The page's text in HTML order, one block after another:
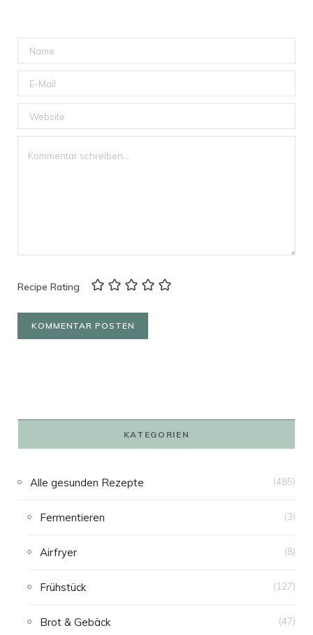
Recipe Rating
KATEGORIEN
Alle gesunden Rezepte (485)
Fermentieren (3)
Airfryer (8)
Frühstück (127)
Brot & Gebäck (47)